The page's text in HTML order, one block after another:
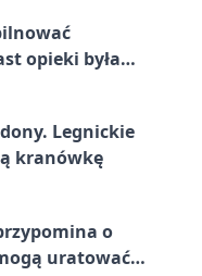
opieki była
Legnickie
kranówkę
o
uratować